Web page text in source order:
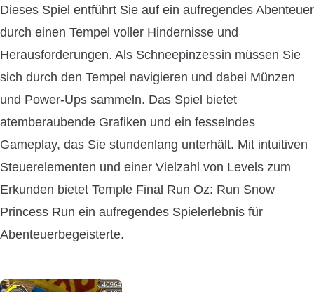
Dieses Spiel entführt Sie auf ein aufregendes Abenteuer
durch einen Tempel voller Hindernisse und
Herausforderungen. Als Schneepinzessin müssen Sie
sich durch den Tempel navigieren und dabei Münzen
und Power-Ups sammeln. Das Spiel bietet
atemberaubende Grafiken und ein fesselndes
Gameplay, das Sie stundenlang unterhält. Mit intuitiven
Steuerelementen und einer Vielzahl von Levels zum
Erkunden bietet Temple Final Run Oz: Run Snow
Princess Run ein aufregendes Spielerlebnis für
Abenteuerbegeisterte.